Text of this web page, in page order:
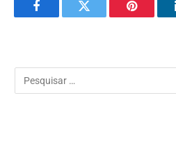
FacebookTwitter Pinterest